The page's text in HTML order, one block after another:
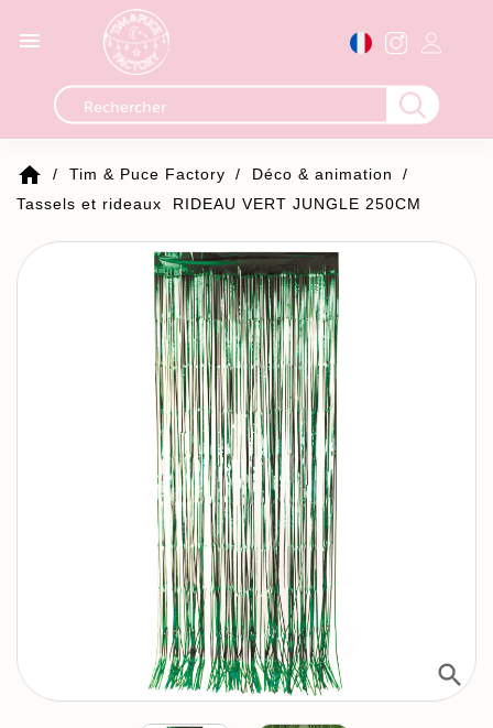

home Tim & Puce Factory
Déco & animation
Tassels et rideaux
RIDEAU VERT JUNGLE 250CM
search